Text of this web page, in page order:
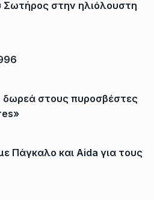
στην ηλιόλουστη
δωρεά στους πυροσβέστες
Πάγκαλο και Aida για τους